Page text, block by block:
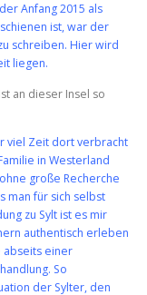
Anfang 2015 als
ist, war der
schreiben. Hier wird
liegen.
an dieser Insel so
viel Zeit dort verbracht
in Westerland
große Recherche
man für sich selbst
zu Sylt ist es mir
authentisch erleben
abseits einer
So
der Sylter, den